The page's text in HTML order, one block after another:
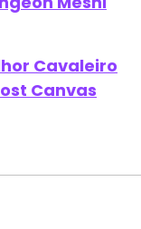
Cavaleiro
Canvas